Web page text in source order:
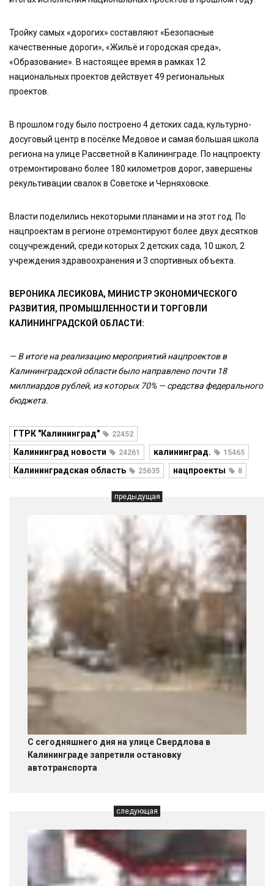
Тройку самых «дорогих» составляют «Безопасные
качественные дороги», «Жильё и городская среда»,
«Образование». В настоящее время в рамках 12
национальных проектов действует 49 региональных
проектов.
В прошлом году было построено 4 детских сада, культурно-
досуговый центр в посёлке Медовое и самая большая школа
региона на улице Рассветной в Калининграде. По нацпроекту
отремонтировано более 180 километров дорог, завершены
рекультивации свалок в Советске и Черняховске.
Власти поделились некоторыми планами и на этот год. По
нацпроектам в регионе отремонтируют более двух десятков
соцучреждений, среди которых 2 детских сада, 10 школ, 2
учреждения здравоохранения и 3 спортивных объекта.
ВЕРОНИКА ЛЕСИКОВА, МИНИСТР ЭКОНОМИЧЕСКОГО
РАЗВИТИЯ, ПРОМЫШЛЕННОСТИ И ТОРГОВЛИ
КАЛИНИНГРАДСКОЙ ОБЛАСТИ:
— В итоге на реализацию мероприятий нацпроектов в
Калининградской области было направлено почти 18
миллиардов рублей, из которых 70% — средства федерального
бюджета.
ГТРК "Калининград" 22452
Калининград новости 24261 калининград. 15465
Калининградская область 25635 нацпроекты 8
предыдущая
С сегодняшнего дня на улице Свердлова в
Калининграде запретили остановку
автотранспорта
следующая